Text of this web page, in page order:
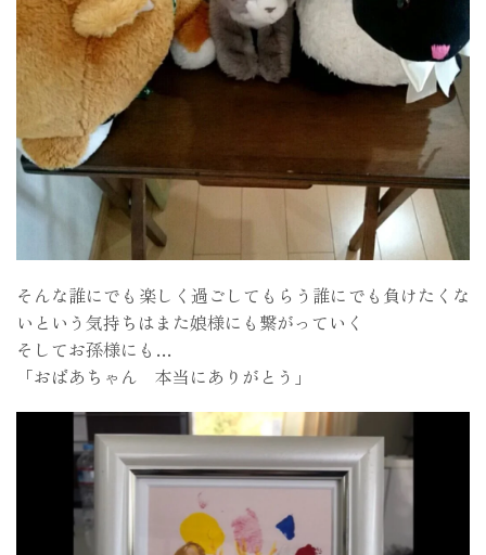
そんな誰にでも楽しく過ごしてもらう誰にでも負けたくな
いという気持ちはまた娘様にも繋がっていく
そしてお孫様にも…
「おばあちゃん 本当にありがとう」